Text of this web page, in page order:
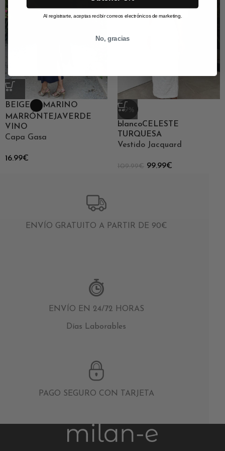
BEIGE
MARINO
MARRÓN
TEJAVERDE
VINO
Capa Gasa
16.99€
-9%
blancoCELESTE
TURQUESA
Vestido Jacquard
109.99€ 99.99€
ENVÍO GRATUITO A PARTIR DE 90€
ENVÍO EN 24/72 HORAS
Días Laborables
PAGO SEGURO CON TARJETA
Al registrarte, aceptas recibir correos electrónicos de marketing.
No, gracias